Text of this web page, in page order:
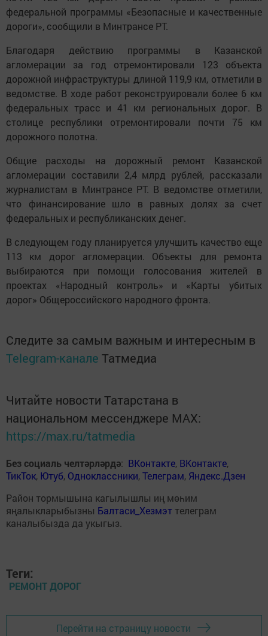
федеральной программы «Безопасные и качественные
дороги», сообщили в Минтрансе РТ.
Благодаря действию программы в Казанской
агломерации за год отремонтировали 123 объекта
дорожной инфраструктуры длиной 119,9 км, отметили в
ведомстве. В ходе работ реконструировали более 6 км
федеральных трасс и 41 км региональных дорог. В
столице республики отремонтировали почти 75 км
дорожного полотна.
Общие расходы на дорожный ремонт Казанской
агломерации составили 2,4 млрд рублей, рассказали
журналистам в Минтрансе РТ. В ведомстве отметили,
что финансирование шло в равных долях за счет
федеральных и республиканских денег.
В следующем году планируется улучшить качество еще
113 км дорог агломерации. Объекты для ремонта
выбираются при помощи голосования жителей в
проектах «Народный контроль» и «Карты убитых
дорог» Общероссийского народного фронта.
Следите за самым важным и интересным в
Telegram-канале Татмедиа
Читайте новости Татарстана в
национальном мессенджере MАХ:
https://max.ru/tatmedia
Без социаль челтәрләрдә: ВКонтакте, ВКонтакте,
ТикТок, Ютуб, Одноклассники,Телеграм, Яндекс.Дзен
Район тормышына кагылышлы иң мөһим
яңалыкларыбызны Балтаси_Хезмэт телеграм
каналыбызда да укыгыз.
Теги:
РЕМОНТ ДОРОГ
Перейти на страницу новости